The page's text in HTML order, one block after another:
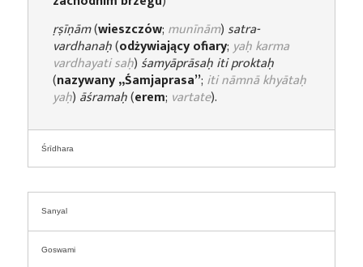
ṛṣīṇām(wieszczów; munīnām)satra-
vardhanaḥ(odżywiający ofiary;yaḥ karma
vardhayati saḥ)śamyāprāsaḥ itiproktaḥ
(nazywany „Śamjaprasa”; iti nāmnā khyātaḥ
yaḥ) āśramaḥ(erem; vartate).
Śrīdhara
Sanyal
Goswami